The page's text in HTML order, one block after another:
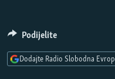
DNEVNO@RSE
SPECIJALI RSE
Podijelite
Dodajte Radio Slobodna